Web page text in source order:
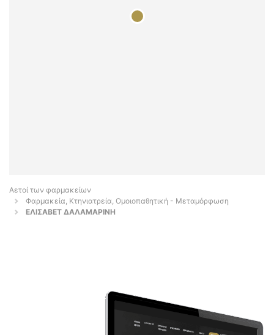
Αετοί των φαρμακείων
Φαρμακεία, Κτηνιατρεία, Ομοιοπαθητική - Μεταμόρφωση
ΕΛΙΣΑΒΕΤ ΔΑΛΑΜΑΡΙΝΗ